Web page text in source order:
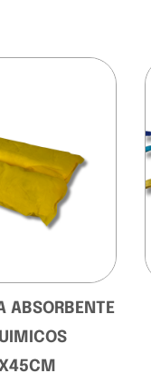
ABSORBENTE